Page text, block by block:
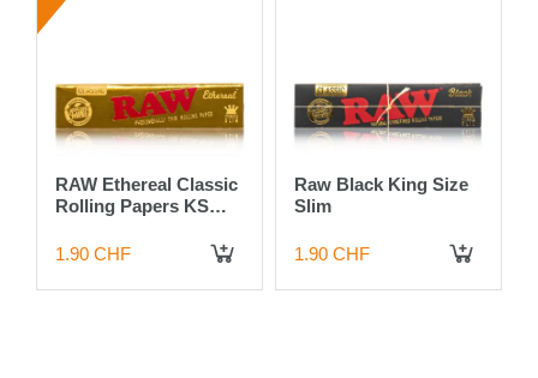
RAW Ethereal Classic
Rolling Papers KS
1.90 CHF
Raw Black King Size
Slim
1.90 CHF